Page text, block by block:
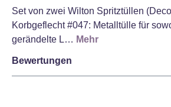
Set von zwei Wilton Spritztüllen
Korbgeflecht #047: Metalltülle für
gerändelte L… Mehr
Bewertungen